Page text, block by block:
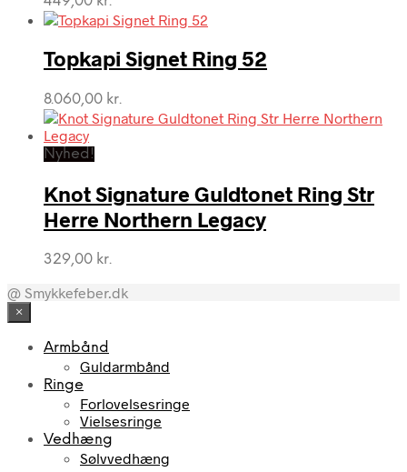
Topkapi Signet Ring 52
8.060,00 kr.
Nyhed!
Knot Signature Guldtonet Ring Str
Herre Northern Legacy
329,00 kr.
@ Smykkefeber.dk
×
Armbånd
Guldarmbånd
Ringe
Forlovelsesringe
Vielsesringe
Vedhæng
Sølvvedhæng